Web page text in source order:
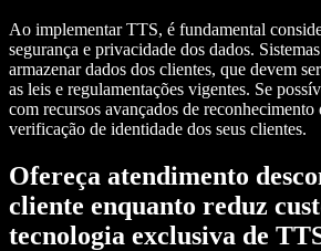
Ao implementar TTS, é fundamental
segurança e privacidade dos dados.
armazenar dados dos clientes, que devem
as leis e regulamentações vigentes. Se
com recursos avançados de
verificação de identidade dos seus clientes.
Ofereça atendimento
cliente enquanto reduz
tecnologia exclusiva de